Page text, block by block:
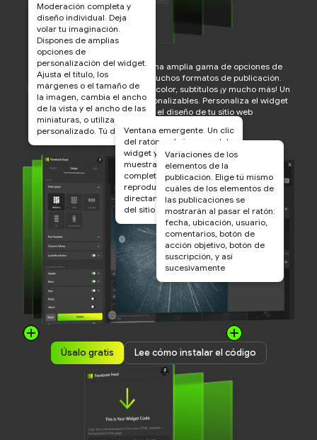
Sé creativo. Tienes acceso a una amplia gama de opciones de
personalización del widget. Muchos formatos de publicación.
Relleno, múltiples esquemas de color, subtítulos ¡y mucho más! Un
gran número de opciones personalizables. Personaliza el widget
para que coincida con el diseño de tu sitio web
Usar Gratis Probar Demo
Moderación completa y
diseño individual. Deja
volar tu imaginación.
Dispones de amplias
opciones de
personalización del widget.
Ajusta el título, los
márgenes o el tamaño de
la imagen, cambia el ancho
de la vista y el ancho de las
miniaturas, o utiliza CSS
personalizado. Tú decidesVentana emergente. Un clic
del ratón en la imagen del
widget y las fotos se
muestran a tamaño
completo; puedes
reproducir el vídeo
directamente en la página
del sitio
Variaciones de los
elementos de la
publicación. Elige tú mismo
cuáles de los elementos de
las publicaciones se
mostrarán al pasar el ratón:
fecha, ubicación, usuario,
comentarios, botón de
acción objetivo, botón de
suscripción, y así
sucesivamente
Úsalo gratis Lee cómo instalar el código